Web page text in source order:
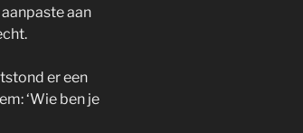
aan
er een
‘Wie ben je